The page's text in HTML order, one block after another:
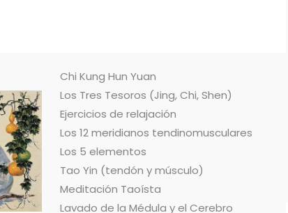
Chi Kung Hun Yuan
Los Tres Tesoros (Jing, Chi, Shen)
Ejercicios de relajación
Los 12 meridianos tendinomusculares
Los 5 elementos
Tao Yin (tendón y músculo)
Meditación Taoísta
Lavado de la Médula y el Cerebro